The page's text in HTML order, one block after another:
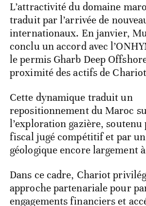
L’attractivité du domaine
traduit par l’arrivée de
internationaux. En janvier,
conclu un accord avec
le permis Gharb Deep
proximité des actifs de
Cette dynamique traduit un
repositionnement du Maroc
l’exploration gazière, soutenu
fiscal jugé compétitif et par
géologique encore largement
Dans ce cadre, Chariot
approche partenariale pour
engagements financiers et